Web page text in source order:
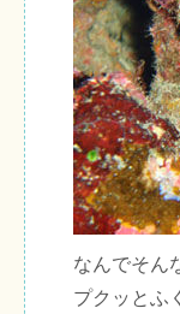
なんでそん
プクッとふ